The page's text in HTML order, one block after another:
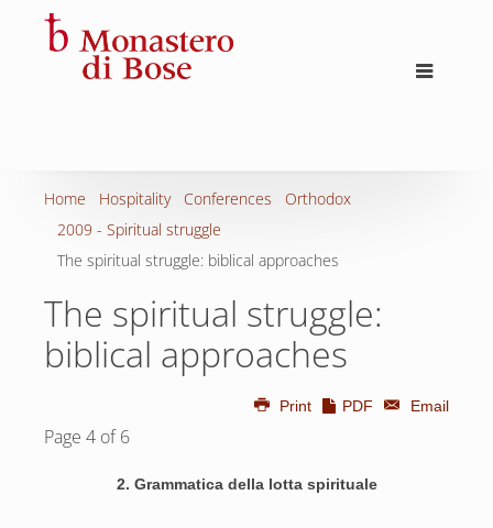
Home Hospitality Conferences
Orthodox
2009 - Spiritual struggle
The spiritual struggle: biblical approaches
The spiritual struggle:
biblical approaches
Print PDF Email
Page 4 of 6
2. Grammatica della lotta spirituale